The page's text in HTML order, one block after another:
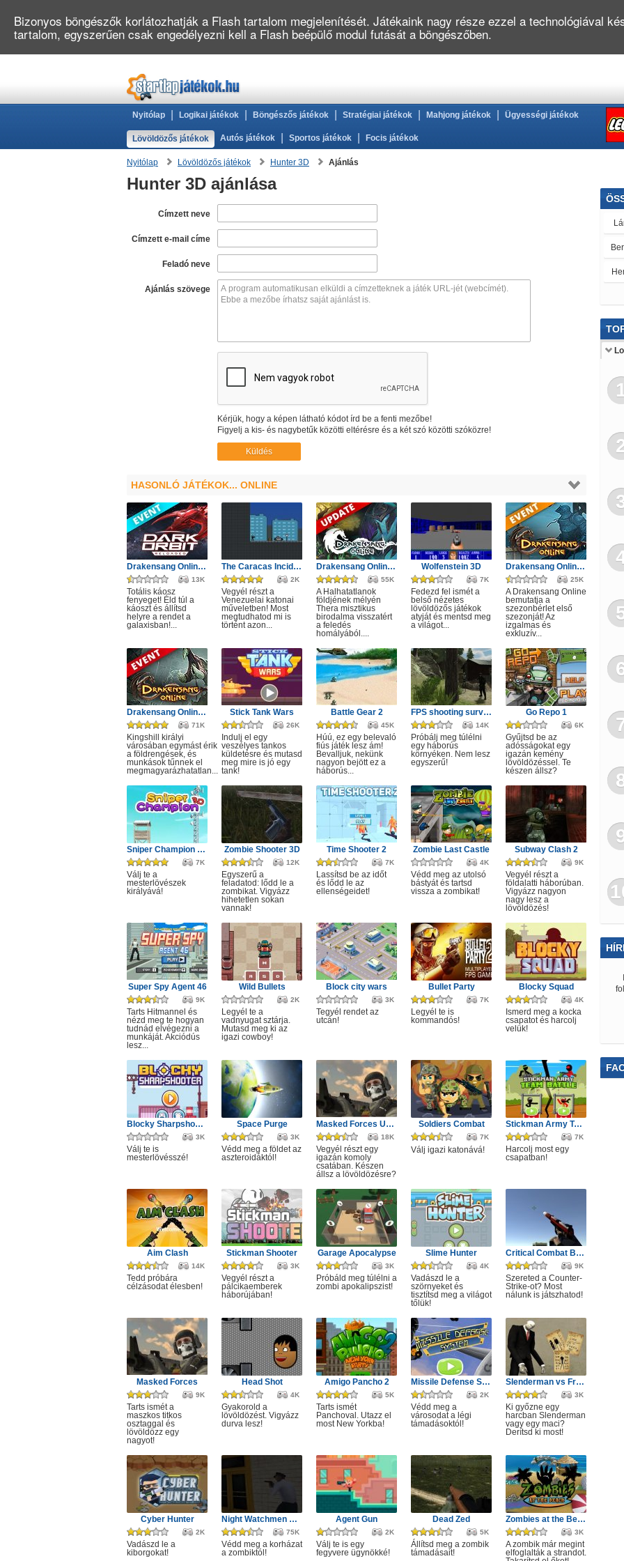
Nyitólap Logikai játékok Böngészős játékok Stratégiai játékok Mahjong játékok Ügyességi játékok
Lövöldözős játékok Autós játékok Sportos játékok Focis játékok
Nyitólap Lövöldözős játékok Hunter 3D Ajánlás
Hunter 3D ajánlása
Címzett neve
Címzett e-mail címe
Feladó neve
Ajánlás szövege
Kérjük, hogy a képen látható kódot írd be a fenti mezőbe!
Figyelj a kis- és nagybetűk közötti eltérésre és a két szó közötti szóközre!
HASONLÓ JÁTÉKOK... ONLINE
Drakensang Online - Protegit zűrzavar
13K
Totális káosz
fenyeget! Éld túl a
káoszt és állítsd
helyre a rendet a
galaxisban!...
The Caracas Incident
2K
Vegyél részt a
Venezuelai katonai
műveletben! Most
megtudhatod mi is
történt azon...
Drakensang Online - A Halhatatlanok árnya
55K
A Halhatatlanok
földjének mélyén
Thera misztikus
birodalma visszatért
a feledés
homályából....
Wolfenstein 3D
7K
Fedezd fel ismét a
belső nézetes
lövöldözős játékok
atyját és mentsd meg
a világot...
Drakensang Online - Első szezon
25K
A Drakensang Online
bemutatja a
szezonbérlet első
szezonját! Az
izgalmas és
exkluzív...
Drakensang Online - Kingshill férges csatornái
71K
Kingshill királyi
városában egymást érik
a földrengések, és
munkások tűnnek el
megmagyarázhatatlan...
Stick Tank Wars
26K
Indulj el egy
veszélyes tankos
küldetésre és mutasd
meg mire is jó egy
tank!
Battle Gear 2
45K
Húú, ez egy belevaló
fiús játék lesz ám!
Bevalljuk, nekünk
nagyon bejött ez a
háborús...
FPS shooting survival game
14K
Próbálj meg túlélni
egy háborús
környéken. Nem lesz
egyszerű!
Go Repo 1
6K
Gyűjtsd be az
adósságokat egy
igazán kemény
lövöldözéssel. Te
készen állsz?
Sniper Champion 3D
7K
Válj te a
mesterlövészek
királyává!
Zombie Shooter 3D
12K
Egyszerű a
feladatod: lődd le a
zombikat. Vigyázz
hihetetlen sokan
vannak!
Time Shooter 2
7K
Lassítsd be az időt
és lődd le az
ellenségeidet!
Zombie Last Castle
4K
Védd meg az utolsó
bástyát és tartsd
vissza a zombikat!
Subway Clash 2
9K
Vegyél részt a
földalatti háborúban.
Vigyázz nagyon
nagy lesz a
lövöldözés!
Super Spy Agent 46
9K
Tarts Hitmannel és
nézd meg te hogyan
tudnád elvégezni a
munkáját. Akciódús
lesz...
Wild Bullets
2K
Legyél te a
vadnyugat sztárja.
Mutasd meg ki az
igazi cowboy!
Block city wars
3K
Tegyél rendet az
utcán!
Bullet Party
7K
Legyél te is
kommandós!
Blocky Squad
4K
Ismerd meg a kocka
csapatot és harcolj
velük!
Blocky Sharpshooter
3K
Válj te is
mesterlövésszé!
Space Purge
3K
Védd meg a földet az
aszteroidáktól!
Masked Forces Unlimited
18K
Vegyél részt egy
igazán komoly
csatában. Készen
állsz a lövöldözésre?
Soldiers Combat
7K
Válj igazi katonává!
Stickman Army Team Battle
7K
Harcolj most egy
csapatban!
Aim Clash
14K
Tedd próbára
célzásodat élesben!
Stickman Shooter
3K
Vegyél részt a
pálcikaemberek
háborújában!
Garage Apocalypse
3K
Próbáld meg túlélni a
zombi apokalipszist!
Slime Hunter
4K
Vadászd le a
szörnyeket és
tisztítsd meg a világot
tőlük!
Critical Combat Battle Royale
9K
Szereted a Counter-
Strike-ot? Most
nálunk is játszhatod!
Masked Forces
9K
Tarts ismét a
maszkos titkos
osztaggal és
lövöldözz egy
nagyot!
Head Shot
4K
Gyakorold a
lövöldözést. Vigyázz
durva lesz!
Amigo Pancho 2
5K
Tarts ismét
Panchoval. Utazz el
most New Yorkba!
Missile Defense System
2K
Védd meg a
városodat a légi
támadásoktól!
Slenderman vs Freddy the Fazbear
3K
Ki győzne egy
harcban Slenderman
vagy egy maci?
Derítsd ki most!
Cyber Hunter
2K
Vadászd le a
kiborgokat!
Night Watchmen Stories Zombie Hospital
75K
Védd meg a korházat
a zombiktól!
Agent Gun
2K
Válj te is egy
fegyvere ügynökké!
Dead Zed
5K
Állítsd meg a zombik
támadásait!
Zombies at the Beach
3K
A zombik már megint
elfoglalták a strandot.
Bizonyos böngészők korlátozhatják a Flash tartalom megjelenítését. Játékaink nagy része ezzel a technológiával
tartalom, egyszerűen csak engedélyezni kell a Flash beépülő modul futását a böngészőben.